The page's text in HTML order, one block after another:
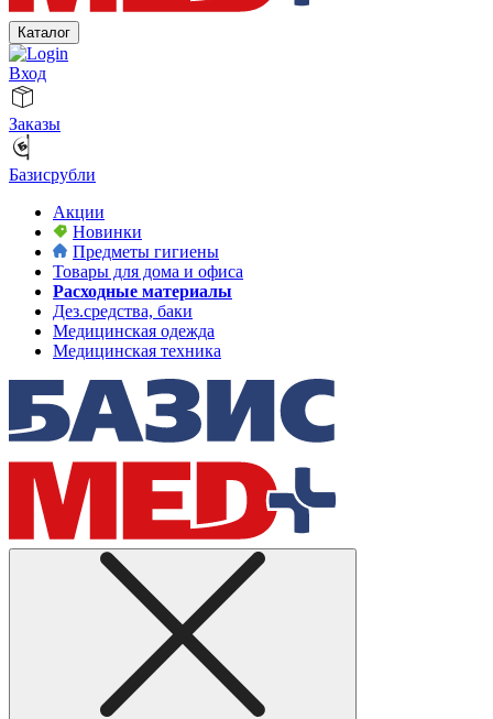
Каталог
Вход
Заказы
Базисрубли
Акции
Новинки
Предметы гигиены
Товары для дома и офиса
Расходные материалы
Дез.средства, баки
Медицинская одежда
Медицинская техника